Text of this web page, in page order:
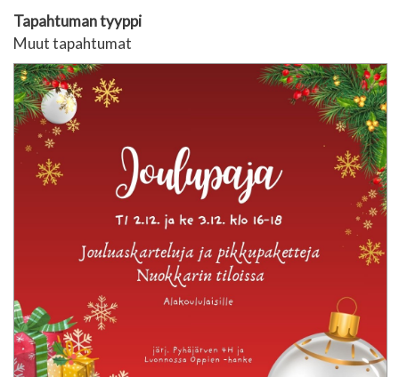
Tapahtuman tyyppi
Muut tapahtumat